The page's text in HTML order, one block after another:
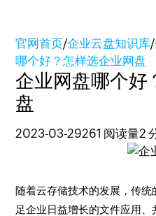
官网首页/企业云盘知识库/
哪个好？怎样选企业网盘
企业网盘哪个好
盘
2023-03-29261 阅读量2
随着云存储技术的发展，传
足企业日益增长的文件应用